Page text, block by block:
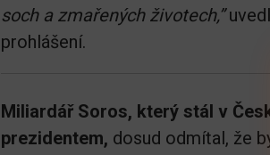
soch a zmařených životech,”
prohlášení.
Miliardář Soros, který stál v
prezidentem, dosud odmítal, že